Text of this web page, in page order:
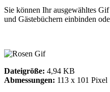
Sie können Ihr ausgewähltes
und Gästebüchern einbinden
Dateigröße: 4,94 KB
Abmessungen: 113 x 101 Pixel